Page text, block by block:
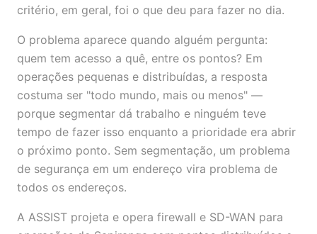
critério, em geral, foi o que deu para fazer no dia.
O problema aparece quando alguém pergunta:
quem tem acesso a quê, entre os pontos? Em
operações pequenas e distribuídas, a resposta
costuma ser "todo mundo, mais ou menos" —
porque segmentar dá trabalho e ninguém teve
tempo de fazer isso enquanto a prioridade era abrir
o próximo ponto. Sem segmentação, um problema
de segurança em um endereço vira problema de
todos os endereços.
A ASSIST projeta e opera firewall e SD-WAN para